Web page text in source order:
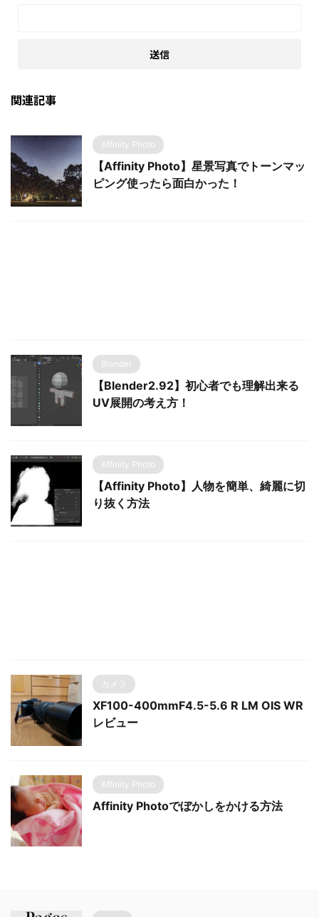
関連記事
Affinity Photo
【Affinity Photo】星景写真でトーンマッ
ピング使ったら面白かった！
Blender
【Blender2.92】初心者でも理解出来る
UV展開の考え方！
Affinity Photo
【Affinity Photo】人物を簡単、綺麗に切
り抜く方法
カメラ
XF100-400mmF4.5-5.6 R LM OIS WR
レビュー
Affinity Photo
Affinity Photoでぼかしをかける方法